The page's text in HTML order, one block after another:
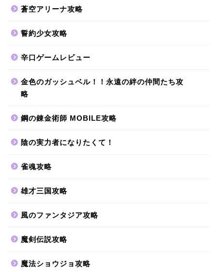
蒼空アリーナ攻略
誓約少女攻略
辛口ゲームレビュー
金色のガッシュベル！！永遠の絆の仲間たち攻
略
鋼の錬金術師 MOBILE攻略
陰の実力者になりたくて！
雀魂攻略
雄才三国攻略
風のファンタジア攻略
魔剣伝説攻略
魔法ショウジョ攻略